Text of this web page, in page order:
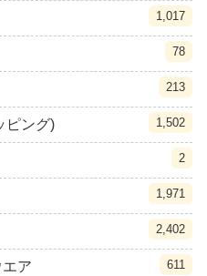
1,017
78
213
ピング) 1,502
2
1,971
2,402
ア 611